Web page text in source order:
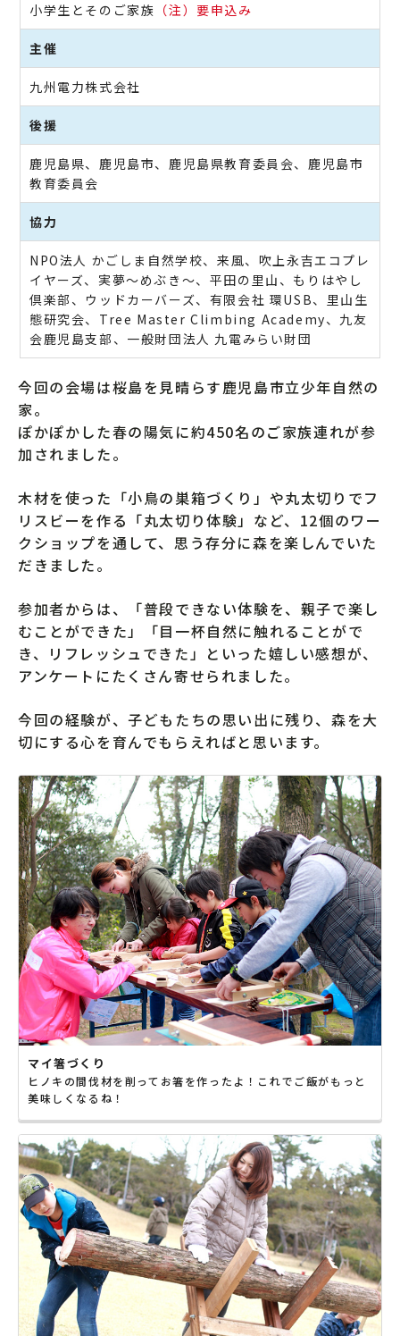
小学生とそのご家族 （注）要申込み
主催
九州電力株式会社
後援
鹿児島県、鹿児島市、鹿児島県教育委員会、鹿児島市
教育委員会
協力
NPO法人 かごしま自然学校、来風、吹上永吉エコプレ
イヤーズ、実夢～めぶき～、平田の里山、もりはやし
倶楽部、ウッドカーバーズ、有限会社 環USB、里山生
態研究会、Tree Master Climbing Academy、九友
会鹿児島支部、一般財団法人 九電みらい財団
今回の会場は桜島を見晴らす鹿児島市立少年自然の
家。
ぽかぽかした春の陽気に約450名のご家族連れが参
加されました。
木材を使った「小鳥の巣箱づくり」や丸太切りでフ
リスビーを作る「丸太切り体験」など、12個のワー
クショップを通して、思う存分に森を楽しんでいた
だきました。
参加者からは、「普段できない体験を、親子で楽し
むことができた」「目一杯自然に触れることがで
き、リフレッシュできた」といった嬉しい感想が、
アンケートにたくさん寄せられました。
今回の経験が、子どもたちの思い出に残り、森を大
切にする心を育んでもらえればと思います。
マイ箸づくり
ヒノキの間伐材を削ってお箸を作ったよ！これでご飯がもっと
美味しくなるね！